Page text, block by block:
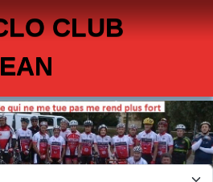
CLUB